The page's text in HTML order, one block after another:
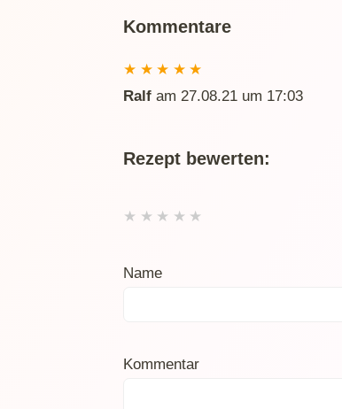
Kommentare
★ ★ ★ ★ ★
Ralf am 27.08.21 um 17:03
Rezept bewerten:
Name
★ ★ ★ ★ ★
Kommentar